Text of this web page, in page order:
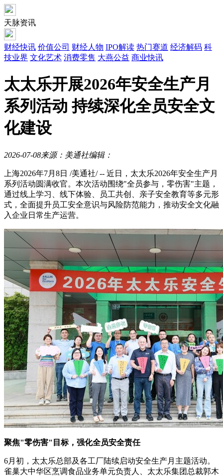
天脉资讯
财经快讯 价值公司 财经人物 IPO解读 热门赛道 经济解码 科
技业界 文化艺术 消费零售 大燕公益 商业快讯
太太乐开展2026年安全生产月
系列活动 持续深化全员安全文
化建设
2026-07-08来源：美通社编辑：
上海2026年7月8日 /美通社/ -- 近日，太太乐2026年安全生产月
系列活动圆满收官。本次活动围绕"全员参与，零伤害"主题，
通过线上学习、线下体验、员工共创、亲子安全教育等多元形
式，全面提升员工安全意识与风险防范能力，推动安全文化融
入企业日常生产运营。
聚焦"零伤害"目标，强化全员安全责任
6月初，太太乐总部及各工厂陆续启动安全生产月主题活动。
雀巢大中华区烹调食品业务单元负责人、太太乐集团总裁郭木